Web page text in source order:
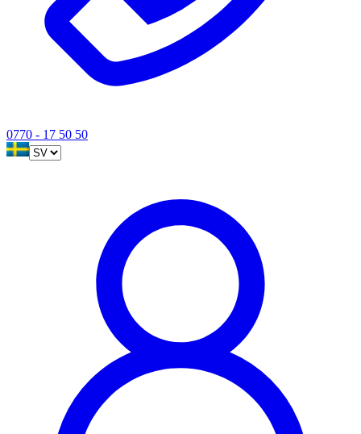
0770 - 17 50 50